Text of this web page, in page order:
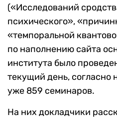
(«Исследований
психического»,
«темпоральной
по наполнению сайта
института было
текущий день, согласно
уже 859 семинаров.
На них докладчики